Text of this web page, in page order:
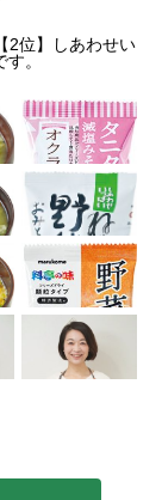
2位】しあわせい
。